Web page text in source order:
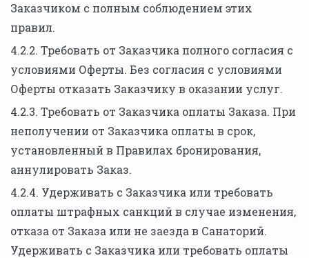
Заказчиком с полным соблюдением этих
правил.
4.2.2. Требовать от Заказчика полного согласия с
условиями Оферты. Без согласия с условиями
Оферты отказать Заказчику в оказании услуг.
4.2.3. Требовать от Заказчика оплаты Заказа. При
неполучении от Заказчика оплаты в срок,
установленный в Правилах бронирования,
аннулировать Заказ.
4.2.4. Удерживать с Заказчика или требовать
оплаты штрафных санкций в случае изменения,
отказа от Заказа или не заезда в Санаторий.
Удерживать с Заказчика или требовать оплаты